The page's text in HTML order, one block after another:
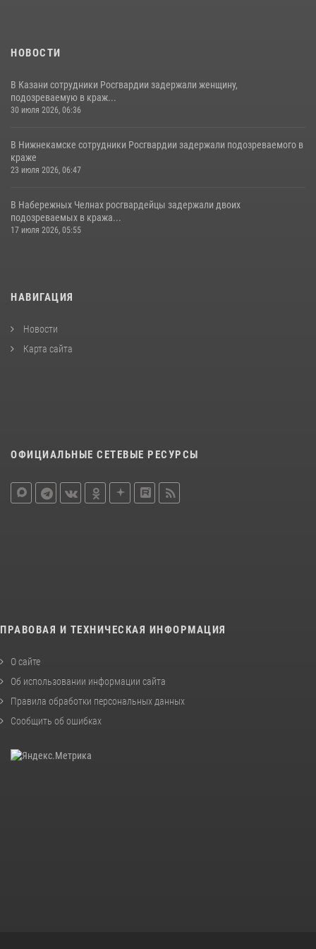
НОВОСТИ
В Казани сотрудники Росгвардии задержали женщину,
подозреваемую в краж...
30 июля 2026, 06:36
В Нижнекамске сотрудники Росгвардии задержали подозреваемого в
краже
23 июля 2026, 06:47
В Набережных Челнах росгвардейцы задержали двоих
подозреваемых в кража...
17 июля 2026, 05:55
НАВИГАЦИЯ
Новости
Карта сайта
ОФИЦИАЛЬНЫЕ СЕТЕВЫЕ РЕСУРСЫ
ПРАВОВАЯ И ТЕХНИЧЕСКАЯ ИНФОРМАЦИЯ
О сайте
Об использовании информации сайта
Правила обработки персональных данных
Сообщить об ошибках